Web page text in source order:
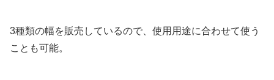
3種類の幅を販売しているので、使用用途に合わせて使う
ことも可能。